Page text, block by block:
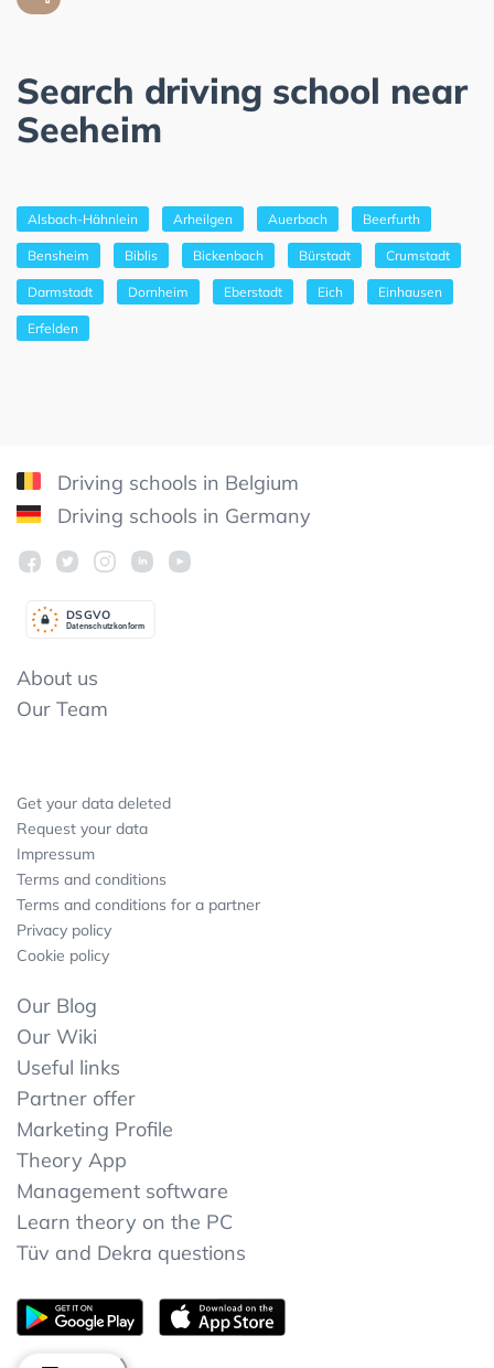
Search driving school near
Seeheim
Alsbach-Hähnlein Arheilgen Auerbach Beerfurth
Bensheim Biblis Bickenbach Bürstadt Crumstadt
Darmstadt Dornheim Eberstadt Eich Einhausen
Erfelden
Driving schools in Belgium
Driving schools in Germany
Datenschutzkonform
DSGVO
About us
Our Team
Get your data deleted
Request your data
Impressum
Terms and conditions
Terms and conditions for a partner
Privacy policy
Cookie policy
Our Blog
Our Wiki
Useful links
Partner offer
Marketing Profile
Theory App
Management software
Learn theory on the PC
Tüv and Dekra questions